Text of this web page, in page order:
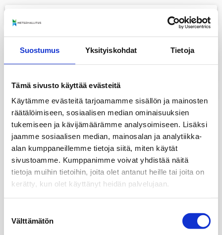
Suostumus Yksityiskohdat Tietoja
Tämä sivusto käyttää evästeitä
Käytämme evästeitä tarjoamamme sisällön ja mainosten
räätälöimiseen, sosiaalisen median ominaisuuksien
tukemiseen ja kävijämäärämme analysoimiseen. Lisäksi
jaamme sosiaalisen median, mainosalan ja analytiikka-
alan kumppaneillemme tietoja siitä, miten käytät
sivustoamme. Kumppanimme voivat yhdistää näitä
tietoja muihin tietoihin, joita olet antanut heille tai joita on
kerätty, kun olet käyttänyt heidän palvelujaan.
valinta
Välttämätön
+